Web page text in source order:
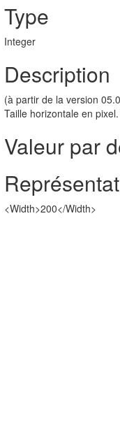
Type
Integer
Description
(à partir de la version
Taille horizontale en
Valeur par
<Width>200</Width>